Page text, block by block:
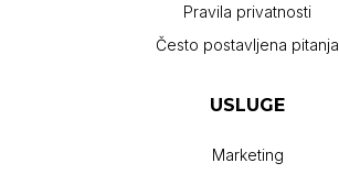
Pravila privatnosti
Često postavljena pitanja
USLUGE
Marketing